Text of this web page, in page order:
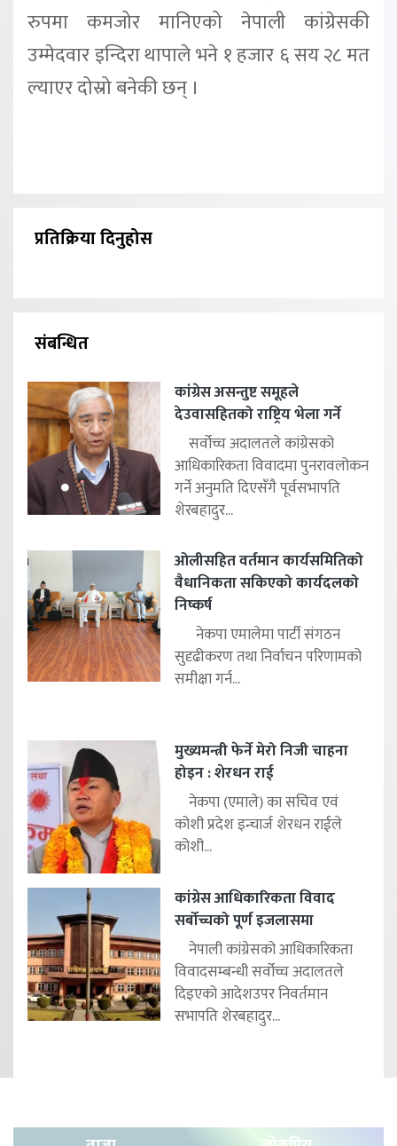
रुपमा कमजोर मानिएको नेपाली कांग्रेसकी
उम्मेदवार इन्दिरा थापाले भने १ हजार ६ सय २८ मत
ल्याएर दोस्रो बनेकी छन् ।
प्रतिक्रिया दिनुहोस
संबन्धित
कांग्रेस असन्तुष्ट समूहले
देउवासहितको राष्ट्रिय भेला गर्ने
सर्वोच्च अदालतले कांग्रेसको
आधिकारिकता विवादमा पुनरावलोकन
गर्ने अनुमति दिएसँगै पूर्वसभापति
शेरबहादुर...
ओलीसहित वर्तमान कार्यसमितिको
वैधानिकता सकिएको कार्यदलको
निष्कर्ष
नेकपा एमालेमा पार्टी संगठन
सुदृढीकरण तथा निर्वाचन परिणामको
समीक्षा गर्न...
मुख्यमन्त्री फेर्ने मेरो निजी चाहना
होइन : शेरधन राई
नेकपा (एमाले) का सचिव एवं
कोशी प्रदेश इन्चार्ज शेरधन राईले
कोशी...
कांग्रेस आधिकारिकता विवाद
सर्बोच्चको पूर्ण इजलासमा
नेपाली कांग्रेसको आधिकारिकता
विवादसम्बन्धी सर्वोच्च अदालतले
दिइएको आदेशउपर निवर्तमान
सभापति शेरबहादुर...